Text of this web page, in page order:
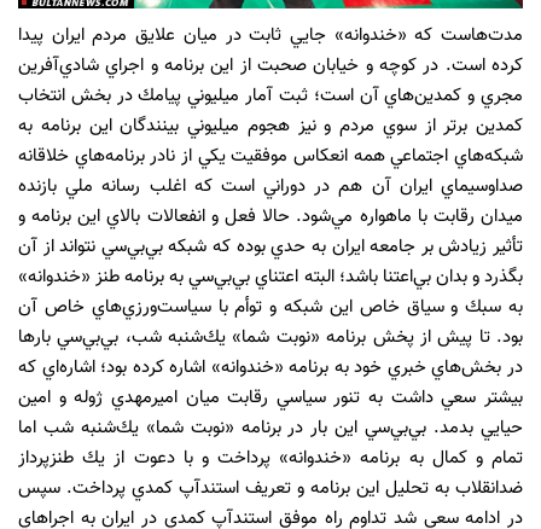
مدت‌هاست كه «خندوانه» جايي ثابت در ميان علايق مردم ايران پيدا
كرده است. در كوچه و خيابان صحبت از اين برنامه و اجراي شادي‌آفرين
مجري و كمدين‌هاي آن است؛ ثبت آمار ميليوني پيامك در بخش انتخاب
كمدين برتر از سوي مردم و نيز هجوم ميليوني بينندگان اين برنامه به
شبكه‌هاي اجتماعي همه انعكاس موفقيت يكي از نادر برنامه‌هاي خلاقانه
صداوسيماي ايران آن هم در دوراني است كه اغلب رسانه ملي بازنده
ميدان رقابت با ماهواره مي‌شود. حالا فعل و انفعالات بالاي اين برنامه و
تأثير زيادش بر جامعه ايران به حدي بوده كه شبكه بي‌بي‌سي نتواند از آن
بگذرد و بدان بي‌اعتنا باشد؛ البته اعتناي بي‌بي‌سي به برنامه طنز «خندوانه»
به سبك و سياق خاص اين شبكه و توأم با سياست‌ورزي‌هاي خاص آن
بود. تا پيش از پخش برنامه «نوبت شما» يك‌شنبه شب، بي‌بي‌سي بارها
در بخش‌هاي خبري خود به برنامه «خندوانه» اشاره كرده بود؛ اشاره‌اي كه
بيشتر سعي داشت به تنور سياسي رقابت ميان اميرمهدي ژوله و امين
حيايي بدمد. بي‌بي‌سي اين بار در برنامه «نوبت شما»‌ يك‌شنبه شب اما
تمام و كمال به برنامه «خندوانه» پرداخت و با دعوت از يك طنزپرداز
ضدانقلاب به تحليل اين برنامه و تعريف استندآپ كمدي پرداخت. سپس
در ادامه سعي شد تداوم راه موفق استندآپ كمدي در ايران به اجراهاي